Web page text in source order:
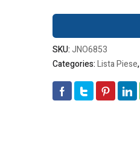
SKU:JNO6853
Categories:Lista Piese,